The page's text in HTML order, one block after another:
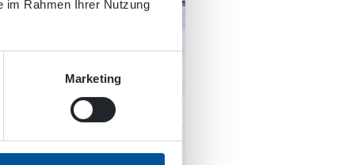
im Rahmen Ihrer Nutzung
Marketing